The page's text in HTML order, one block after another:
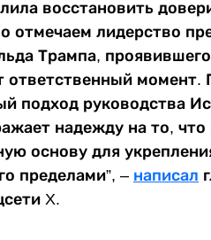
восстановить
отмечаем лидерство
Трампа,
ответственный момент.
подход руководства
надежду на то,
основу для
пределами”, – написал
X.